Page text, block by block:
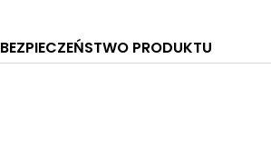
BEZPIECZEŃSTWO PRODUKTU